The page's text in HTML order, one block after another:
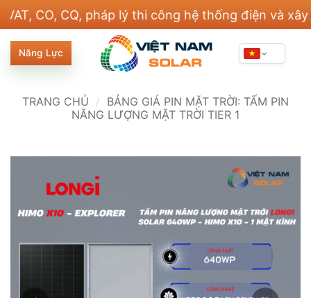
Bỏ
nội
dung
CQ, pháp lý thi công hệ thống điện và xây dựng
Năng Lực
TRANG CHỦ / BẢNG GIÁ PIN MẶT TRỜI: TẤM PIN
NĂNG LƯỢNG MẶT TRỜI TIER 1